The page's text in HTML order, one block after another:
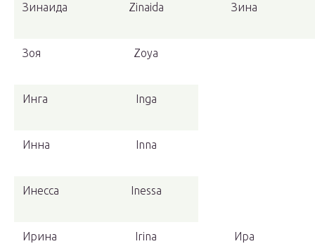
Зинаида Zinaida Зина
Зоя Zoya
Инга Inga
Инна Inna
Инесса Inessa
Ирина Irina Ира